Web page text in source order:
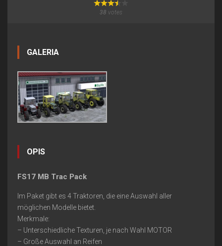
38 votes
GALERIA
OPIS
FS17 MB Trac Pack
Im Paket gibt es 4 Traktoren, die eine Auswahl aller
möglichen Modelle bietet.
Merkmale:
– Unterschiedliche Texturen, je nach Wahl MOTOR
– Große Auswahl an Reifen